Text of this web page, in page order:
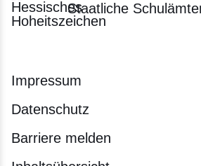
Staatliche
Impressum
Datenschutz
Barriere melden